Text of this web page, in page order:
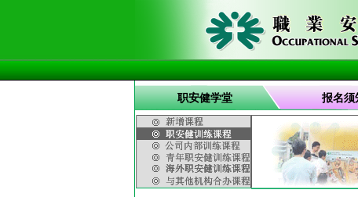
职安健学堂 报名须